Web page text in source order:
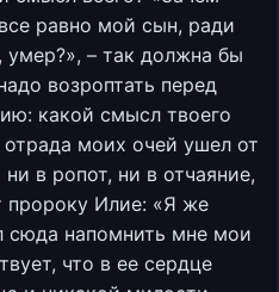
равно мой сын, ради
– так должна бы
возроптать перед
какой смысл твоего
моих очей ушел от
в ропот, ни в отчаяние,
пророку Илие: «Я же
сюда напомнить мне мои
что в ее сердце